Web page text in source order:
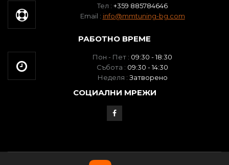
Тел : +359 885784646
Email : info@mmtuning-bg.com
РАБОТНО ВРЕМЕ
Пон - Пет : 09:30 - 18:30
Събота : 09:30 - 14:30
Неделя : Затворено
СОЦИАЛНИ МРЕЖИ